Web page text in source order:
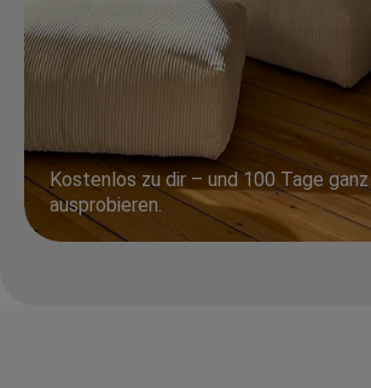
Kostenlos zu dir – und 100 Tage
ausprobieren.